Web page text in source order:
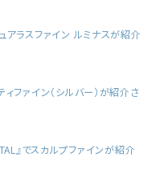
アラスファイン ルミナスが紹介
ファイン（シルバー）が紹介さ
』でスカルプファインが紹介